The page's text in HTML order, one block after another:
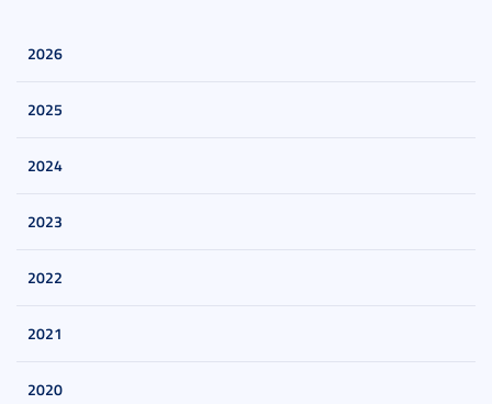
2026
2025
2024
2023
2022
2021
2020